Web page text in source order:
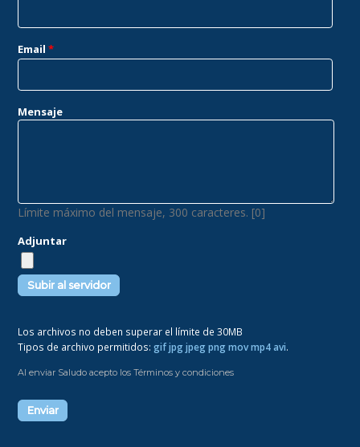
Email*
Mensaje
Límite máximo del mensaje, 300 caracteres. [0]
Adjuntar
Los archivos no deben superar el límite de 30MB
Tipos de archivo permitidos:gif jpg jpeg png mov mp4 avi.
Al enviar Saludo acepto los Términos y condiciones